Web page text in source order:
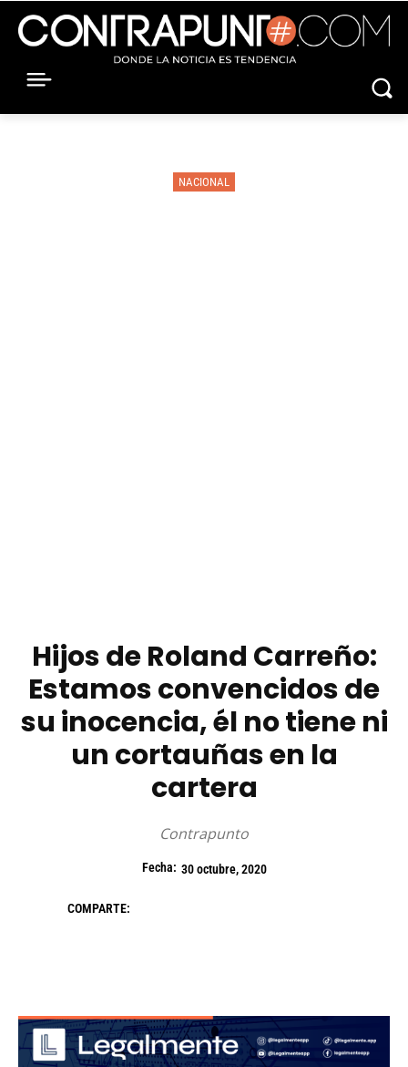
NACIONAL
Hijos de Roland Carreño:
Estamos convencidos de
su inocencia, él no tiene ni
un cortauñas en la
cartera
Contrapunto
Fecha: 30 octubre, 2020
COMPARTE: